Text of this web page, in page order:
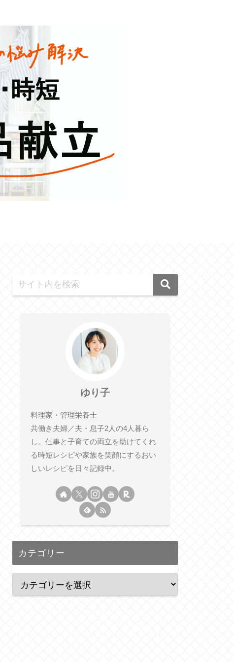
ゆり子
料理家・管理栄養士
共働き夫婦／夫・息子2人の4人暮ら
し。仕事と子育ての両立を助けてくれ
る時短レシピや家族を笑顔にするおい
しいレシピを日々記録中。
カテゴリー